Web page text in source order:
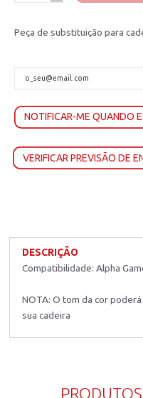
Peça de substituição para
NOTIFICAR-ME QUANDO
VERIFICAR PREVISÃO DE
DESCRIÇÃO
Compatibilidade: Alpha
NOTA: O tom da cor
sua cadeira